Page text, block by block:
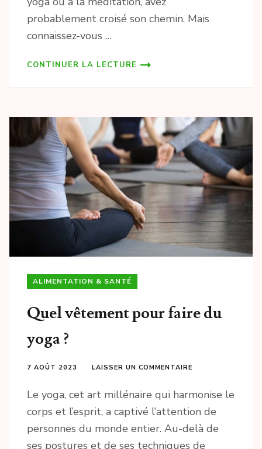
probablement croisé son chemin. Mais
connaissez-vous …
CONTINUER LA LECTURE
ALIMENTATION & SANTÉ
Quel vêtement pour faire du
yoga ?
7 AOÛT 2023 LAISSER UN COMMENTAIRE
Le yoga, cet art millénaire qui harmonise le
corps et l’esprit, a captivé l’attention de
personnes du monde entier. Au-delà de
ses postures et de ses techniques de